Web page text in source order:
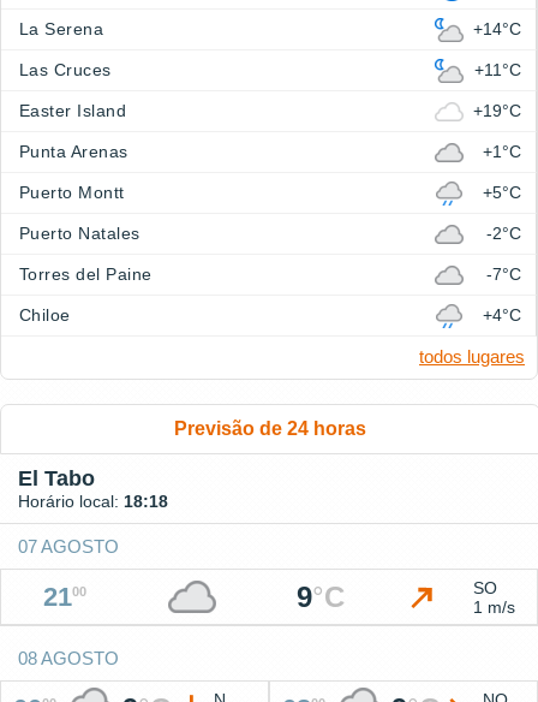
La Serena +14°C
Las Cruces +11°C
Easter Island +19°C
Punta Arenas +1°C
Puerto Montt +5°C
Puerto Natales -2°C
Torres del Paine -7°C
Chiloe +4°C
todos lugares
Previsão de 24 horas
El Tabo
Horário local: 18:18
07 AGOSTO
2100 9°C
SO
1 m/s
08 AGOSTO